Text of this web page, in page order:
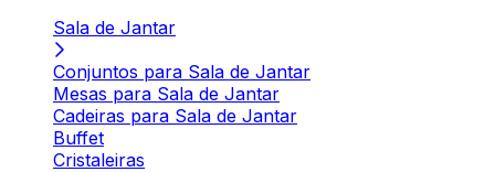
Sala de Jantar
Conjuntos para Sala de Jantar
Mesas para Sala de Jantar
Cadeiras para Sala de Jantar
Buffet
Cristaleiras